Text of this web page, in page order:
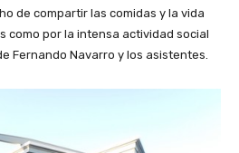
de compartir las comidas y la vida
como por la intensa actividad social
Fernando Navarro y los asistentes.